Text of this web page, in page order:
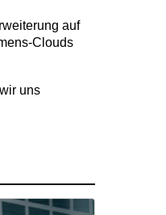
auf
Clouds
uns